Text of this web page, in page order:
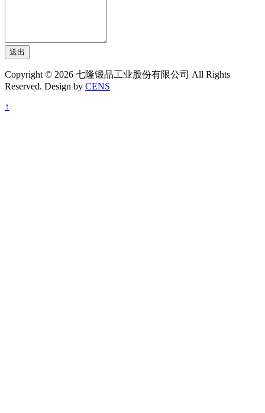
送出
Copyright © 2026 七隆锻品工业股份有限公司 All Rights
Reserved. Design by CENS
↑